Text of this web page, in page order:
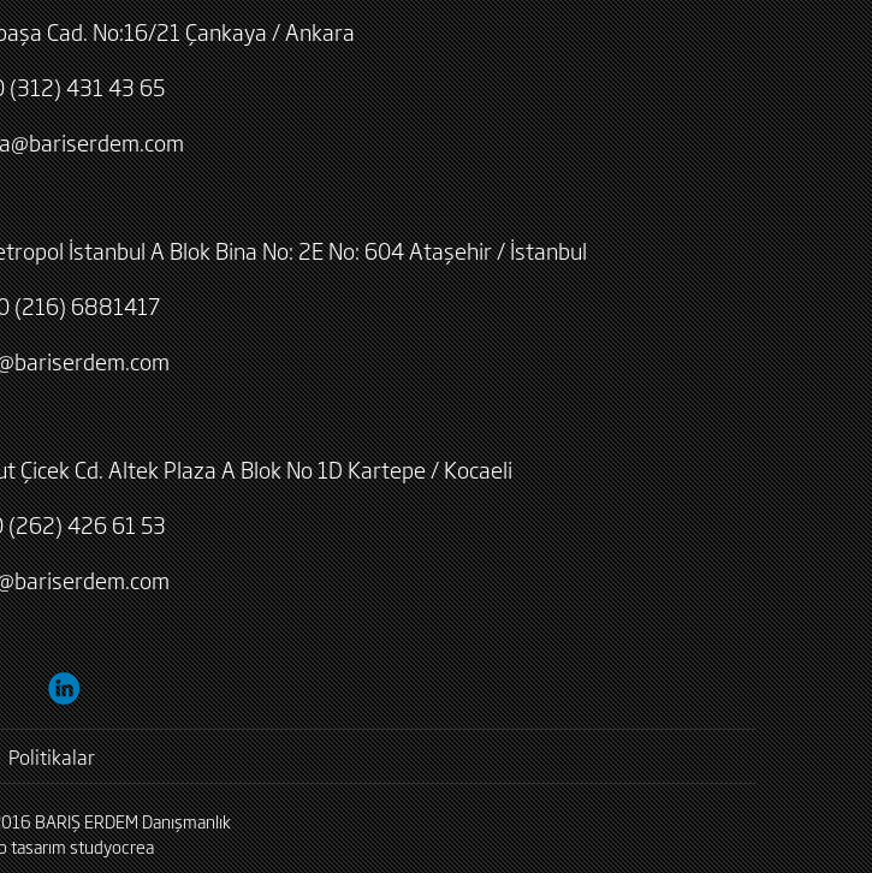
Cad. No:16/21 Çankaya / Ankara
(312) 431 43 65
İstanbul A Blok Bina No: 2E No: 604 Ataşehir / İstanbul
(216) 6881417
Çicek Cd. Altek Plaza A Blok No 1D Kartepe / Kocaeli
(262) 426 61 53
Politikalar
BARIŞ ERDEM Danışmanlık
tasarımstudyocrea